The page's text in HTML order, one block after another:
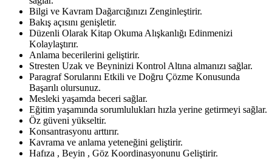
Bilgi ve Kavram Dağarcığınızı Zenginleştirir.
Bakış açısını genişletir.
Düzenli Olarak Kitap Okuma Alışkanlığı Edinmenizi
Kolaylaştırır.
Anlama becerilerini geliştirir.
Stresten Uzak ve Beyninizi Kontrol Altına almanızı sağlar.
Paragraf Sorularını Etkili ve Doğru Çözme Konusunda
Başarılı olursunuz.
Mesleki yaşamda beceri sağlar.
Eğitim yaşamında sorumlulukları hızla yerine getirmeyi sağlar.
Öz güveni yükseltir.
Konsantrasyonu arttırır.
Kavrama ve anlama yeteneğini geliştirir.
Hafıza , Beyin , Göz Koordinasyonunu Geliştirir.